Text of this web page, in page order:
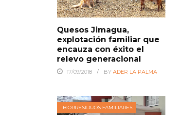
Quesos Jimagua,
explotación familiar que
encauza con éxito el
relevo generacional
17/09/2018 BY ADER LA PALMA
BIORRESIDUOS FAMILIARES